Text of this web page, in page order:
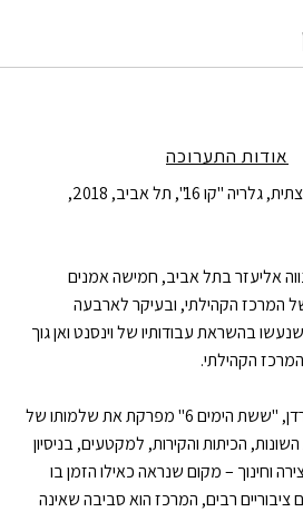
אודות התערוכה
תערוכה קבוצתית, גלריה "קו 16", תל אביב, 2018,
נווה אליעזר בתל אביב, חמישה אמנים
של המרכז הקהילתי, ובעיקר לארבעה
בהשראת עבודותיו של וינסנט ואן גוך
הקהילתי.
סדרת התצלומים של נורית ירדן, "ששת הימים 6" מפרקת את שלמותו של
הכיתות והקירות, למקטעים, בניסיון
וחינוך – מקום שנראה כאילו הזמן בו
רבים, המרכז הוא סביבה שאינה